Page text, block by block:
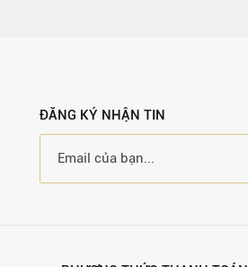
ĐĂNG KÝ NHẬN TIN